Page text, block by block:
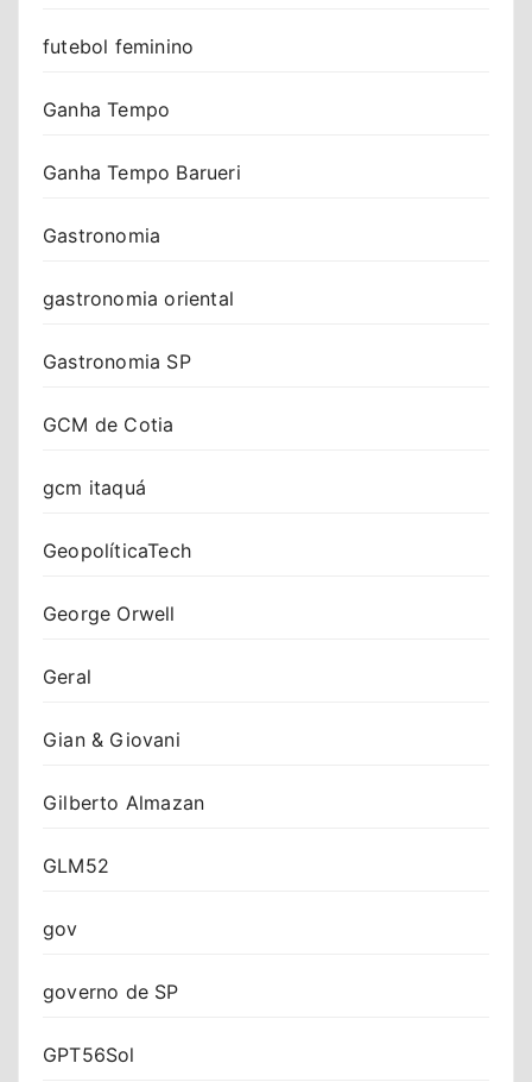
futebol feminino
Ganha Tempo
Ganha Tempo Barueri
Gastronomia
gastronomia oriental
Gastronomia SP
GCM de Cotia
gcm itaquá
GeopolíticaTech
George Orwell
Geral
Gian & Giovani
Gilberto Almazan
GLM52
gov
governo de SP
GPT56Sol